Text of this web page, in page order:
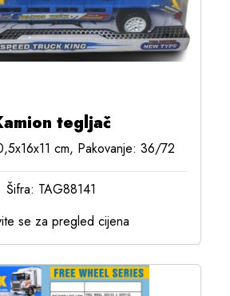
tegljač
cm, Pakovanje: 36/72
Šifra: TAG88141
se za pregled cijena